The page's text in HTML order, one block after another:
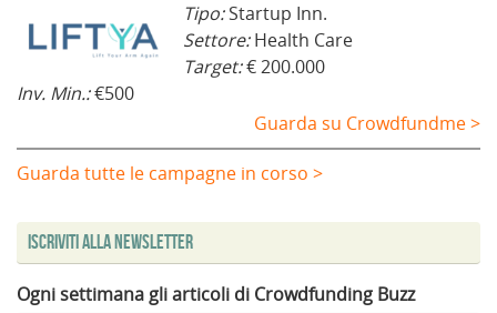
Tipo:Startup Inn.
Settore:Health Care
Target:€ 200.000
Inv. Min.:€500
Guarda su Crowdfundme >
Guarda tutte le campagne in corso >
Iscriviti alla Newsletter
Ogni settimana gli articoli di Crowdfunding Buzz